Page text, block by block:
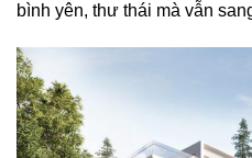
bình yên, thư thái mà vẫn